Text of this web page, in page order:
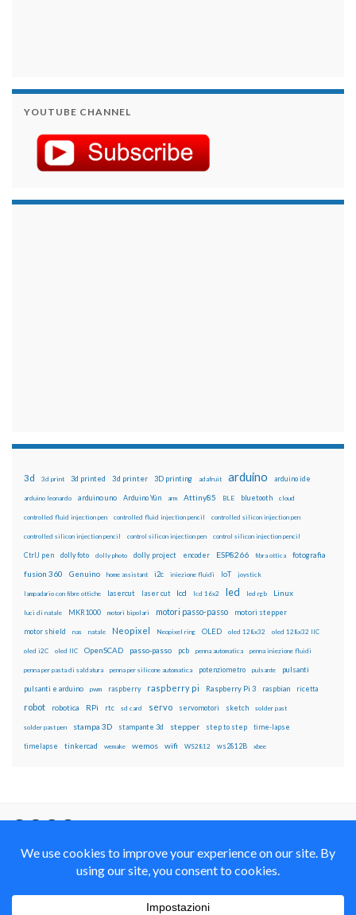
YOUTUBE CHANNEL
3d 3d print 3d printed 3d printer 3D printing adafruit arduino arduino ide
arduino leonardo arduino uno Arduino Yún arm Attiny85 BLE bluetooth cloud
controlled fluid injection pen controlled fluid injection pencil controlled silicon injection pen
controlled silicon injection pencil control silicon injection pen control silicon injection pencil
CtrlJ pen dolly foto dolly photo dolly project encoder ESP8266 fibra ottica fotografia
fusion 360 Genuino home assistant i2c iniezione fluidi IoT joystick
lampadario con fibre ottiche lasercut laser cut lcd lcd 16x2 led led rgb Linux
luci di natale MKR1000 motori bipolari motori passo-passo motori stepper
motor shield nas natale Neopixel Neopixel ring OLED oled 128x32 oled 128x32 IIC
oled i2C oled IIC OpenSCAD passo-passo pcb penna automatica penna iniezione fluidi
penna per pasta di saldatura penna per silicone automatica potenziometro pulsante pulsanti
pulsanti e arduino pwm raspberry raspberry pi Raspberry Pi 3 raspbian ricetta
robot robotica RPi rtc sd card servo servomotori sketch solder past
solder past pen stampa 3D stampante 3d stepper step to step time-lapse
timelapse tinkercad wemake wemos wifi WS2812 ws2812B xbee
Alike 4.0 International